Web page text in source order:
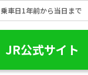
乗車日1年前から当日まで
JR公式サイト